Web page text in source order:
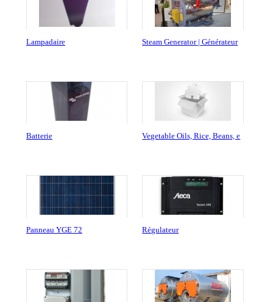
Lampadaire Steam Generator | Générateur
Batterie Vegetable Oils, Rice, Beans, e
Panneau YGE 72 Régulateur